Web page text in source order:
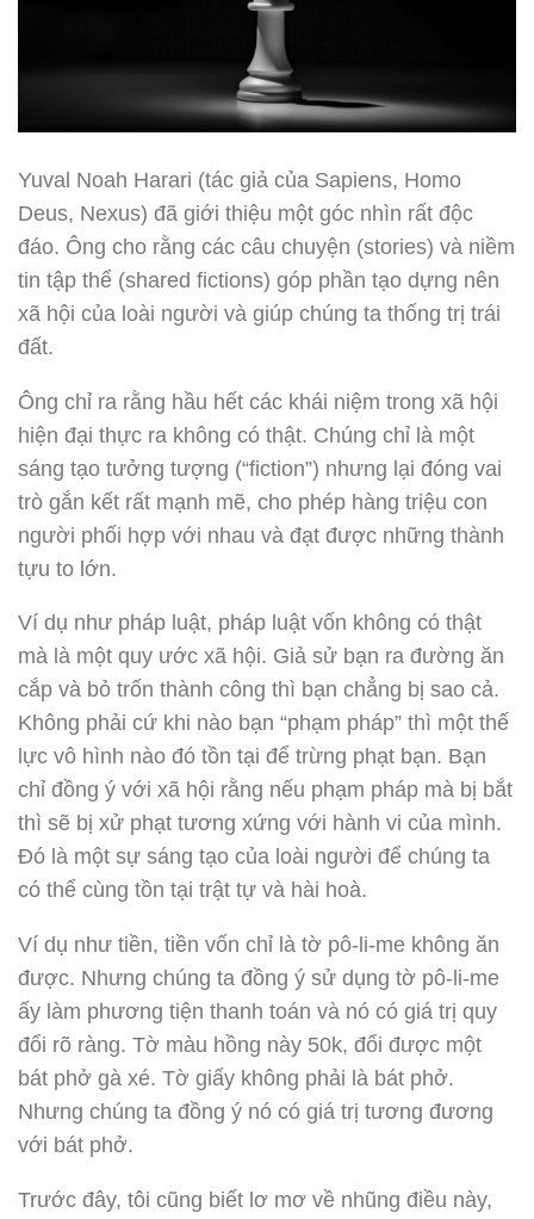
Yuval Noah Harari (tác giả của Sapiens, Homo
Deus, Nexus) đã giới thiệu một góc nhìn rất độc
đáo. Ông cho rằng các câu chuyện (stories) và niềm
tin tập thể (shared fictions) góp phần tạo dựng nên
xã hội của loài người và giúp chúng ta thống trị trái
đất.
Ông chỉ ra rằng hầu hết các khái niệm trong xã hội
hiện đại thực ra không có thật. Chúng chỉ là một
sáng tạo tưởng tượng (“fiction”) nhưng lại đóng vai
trò gắn kết rất mạnh mẽ, cho phép hàng triệu con
người phối hợp với nhau và đạt được những thành
tựu to lớn.
Ví dụ như pháp luật, pháp luật vốn không có thật
mà là một quy ước xã hội. Giả sử bạn ra đường ăn
cắp và bỏ trốn thành công thì bạn chẳng bị sao cả.
Không phải cứ khi nào bạn “phạm pháp” thì một thế
lực vô hình nào đó tồn tại để trừng phạt bạn. Bạn
chỉ đồng ý với xã hội rằng nếu phạm pháp mà bị bắt
thì sẽ bị xử phạt tương xứng với hành vi của mình.
Đó là một sự sáng tạo của loài người để chúng ta
có thể cùng tồn tại trật tự và hài hoà.
Ví dụ như tiền, tiền vốn chỉ là tờ pô-li-me không ăn
được. Nhưng chúng ta đồng ý sử dụng tờ pô-li-me
ấy làm phương tiện thanh toán và nó có giá trị quy
đổi rõ ràng. Tờ màu hồng này 50k, đổi được một
bát phở gà xé. Tờ giấy không phải là bát phở.
Nhưng chúng ta đồng ý nó có giá trị tương đương
với bát phở.
Trước đây, tôi cũng biết lơ mơ về nhũng điều này,